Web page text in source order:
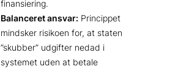
finansiering.
Balanceret ansvar: Princippet
mindsker risikoen for, at staten
”skubber” udgifter nedad i
systemet uden at betale